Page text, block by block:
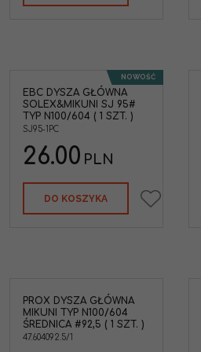
OEM. Wszystkie
NOWOŚĆ
EBC DYSZA GŁÓWNA
SOLEX&MIKUNI SJ 95#
TYP N100/604 ( 1 SZT. )
SJ95-1PC
26.00 PLN
DO KOSZYKA
PROX DYSZA GŁÓWNA
MIKUNI TYP N100/604
ŚREDNICA #92,5 ( 1 SZT. )
47.604092.5/1